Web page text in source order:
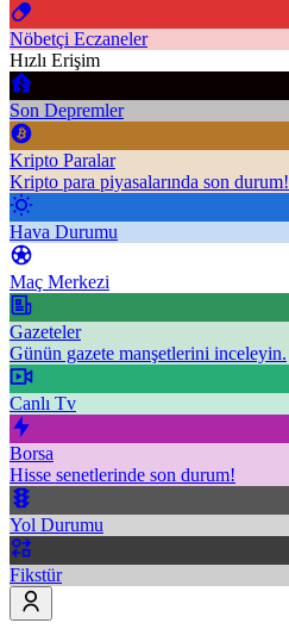
Nöbetçi Eczaneler
Hızlı Erişim
Son Depremler
Kripto Paralar
Kripto para piyasalarında son durum!
Hava Durumu
Maç Merkezi
Gazeteler
Günün gazete manşetlerini inceleyin.
Canlı Tv
Borsa
Hisse senetlerinde son durum!
Yol Durumu
Fikstür